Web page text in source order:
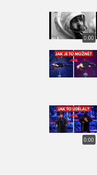
0:00
0:00